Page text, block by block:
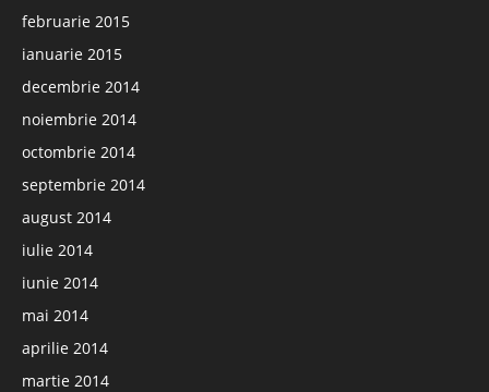
februarie 2015
ianuarie 2015
decembrie 2014
noiembrie 2014
octombrie 2014
septembrie 2014
august 2014
iulie 2014
iunie 2014
mai 2014
aprilie 2014
martie 2014